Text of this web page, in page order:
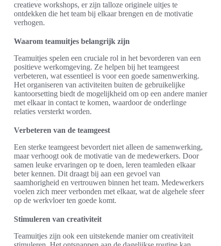
creatieve workshops, er zijn talloze originele uitjes te
ontdekken die het team bij elkaar brengen en de motivatie
verhogen.
Waarom teamuitjes belangrijk zijn
Teamuitjes spelen een cruciale rol in het bevorderen van een
positieve werkomgeving. Ze helpen bij het teamgeest
verbeteren, wat essentieel is voor een goede samenwerking.
Het organiseren van activiteiten buiten de gebruikelijke
kantoorsetting biedt de mogelijkheid om op een andere manier
met elkaar in contact te komen, waardoor de onderlinge
relaties versterkt worden.
Verbeteren van de teamgeest
Een sterke teamgeest bevordert niet alleen de samenwerking,
maar verhoogt ook de motivatie van de medewerkers. Door
samen leuke ervaringen op te doen, leren teamleden elkaar
beter kennen. Dit draagt bij aan een gevoel van
saamhorigheid en vertrouwen binnen het team. Medewerkers
voelen zich meer verbonden met elkaar, wat de algehele sfeer
op de werkvloer ten goede komt.
Stimuleren van creativiteit
Teamuitjes zijn ook een uitstekende manier om creativiteit